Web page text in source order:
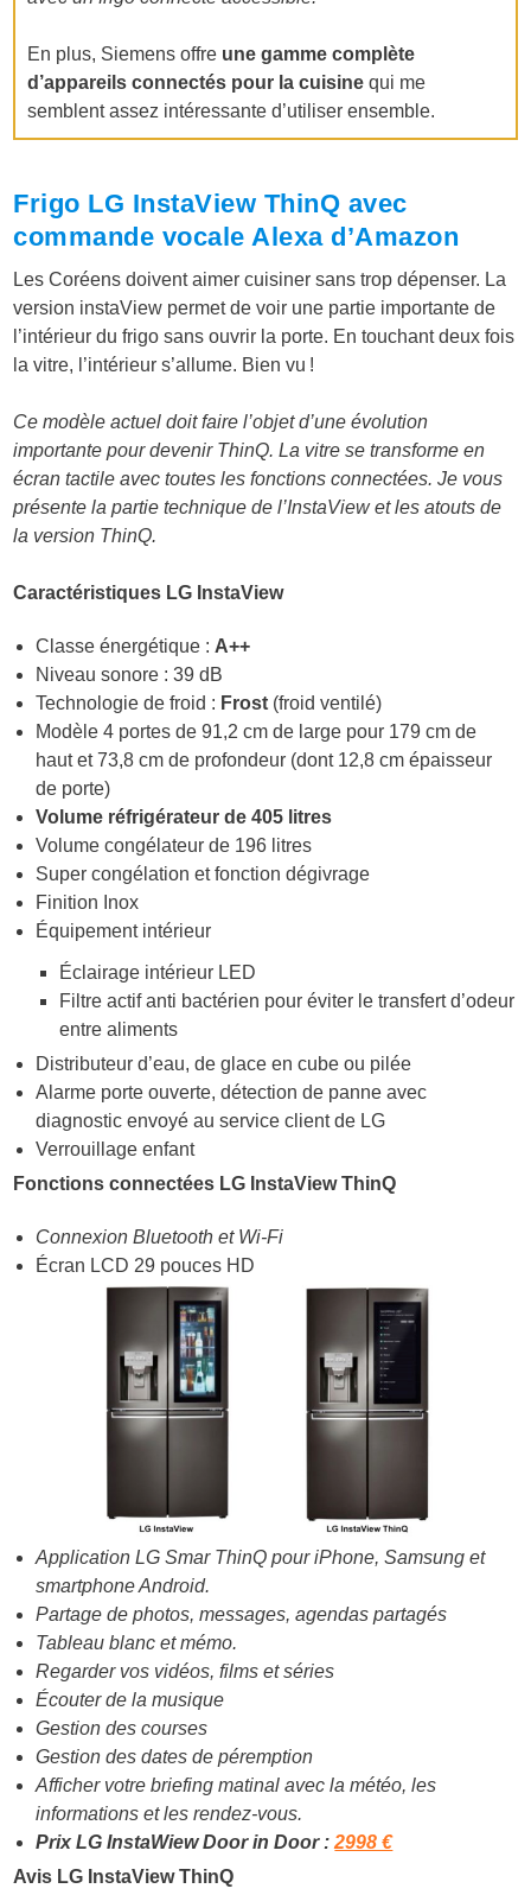
En plus, Siemens offre une gamme complète
d’appareils connectés pour la cuisine qui me
semblent assez intéressante d’utiliser ensemble.
Frigo LG InstaView ThinQ avec
commande vocale Alexa d’Amazon
Les Coréens doivent aimer cuisiner sans trop dépenser. La
version instaView permet de voir une partie importante de
l’intérieur du frigo sans ouvrir la porte. En touchant deux fois
la vitre, l’intérieur s’allume. Bien vu !
Ce modèle actuel doit faire l’objet d’une évolution
importante pour devenir ThinQ. La vitre se transforme en
écran tactile avec toutes les fonctions connectées. Je vous
présente la partie technique de l’InstaView et les atouts de
la version ThinQ.
Caractéristiques LG InstaView
Classe énergétique : A++
Niveau sonore : 39 dB
Technologie de froid : Frost (froid ventilé)
Modèle 4 portes de 91,2 cm de large pour 179 cm de
haut et 73,8 cm de profondeur (dont 12,8 cm épaisseur
de porte)
Volume réfrigérateur de 405 litres
Volume congélateur de 196 litres
Super congélation et fonction dégivrage
Finition Inox
Équipement intérieur
Éclairage intérieur LED
Filtre actif anti bactérien pour éviter le transfert d’odeur
entre aliments
Distributeur d’eau, de glace en cube ou pilée
Alarme porte ouverte, détection de panne avec
diagnostic envoyé au service client de LG
Verrouillage enfant
Fonctions connectées LG InstaView ThinQ
Connexion Bluetooth et Wi-Fi
Écran LCD 29 pouces HD
Application LG Smar ThinQ pour iPhone, Samsung et
smartphone Android.
Partage de photos, messages, agendas partagés
Tableau blanc et mémo.
Regarder vos vidéos, films et séries
Écouter de la musique
Gestion des courses
Gestion des dates de péremption
Afficher votre briefing matinal avec la météo, les
informations et les rendez-vous.
Prix LG InstaWiew Door in Door :2998 €
Avis LG InstaView ThinQ